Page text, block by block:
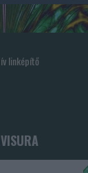
linképítő